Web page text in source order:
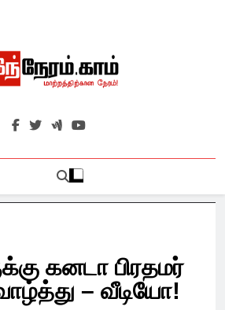
அப்பால்…
கனடா பிரதமர்
– வீடியோ!